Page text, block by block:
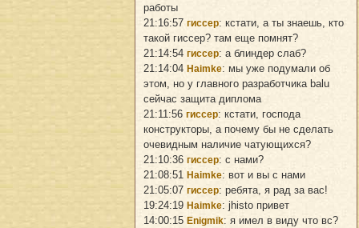
работы
21:16:57 гиссер: кстати, а ты знаешь, кто
такой гиссер? там еще помнят?
21:14:54 гиссер: а блиндер слаб?
21:14:04 Haimke: мы уже подумали об
этом, но у главного разработчика balu
сейчас защита диплома
21:11:56 гиссер: кстати, господа
конструкторы, а почему бы не сделать
очевидным наличие чатующихся?
21:10:36 гиссер: с нами?
21:08:51 Haimke: вот и вы с нами
21:05:07 гиссер: ребята, я рад за вас!
19:24:19 Haimke: jhisto привет
14:00:15 Enigmik: я имел в виду что вс?